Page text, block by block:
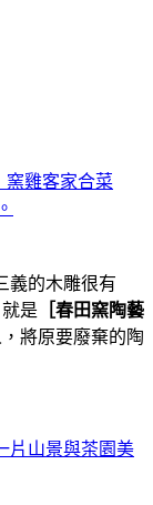
窯雞客家合菜
義的木雕很有
是 ［春田窯陶藝
將原要廢棄的陶
片山景與茶園美